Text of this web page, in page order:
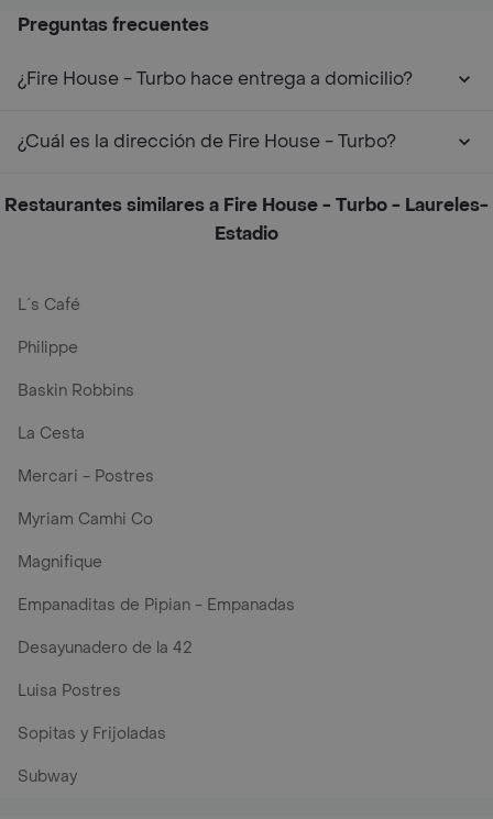
Preguntas frecuentes
¿Fire House - Turbo hace entrega a domicilio?
¿Cuál es la dirección de Fire House - Turbo?
Restaurantes similares a Fire House - Turbo - Laureles-
Estadio
L´s Café
Philippe
Baskin Robbins
La Cesta
Mercari - Postres
Myriam Camhi Co
Magnifique
Empanaditas de Pipian - Empanadas
Desayunadero de la 42
Luisa Postres
Sopitas y Frijoladas
Subway